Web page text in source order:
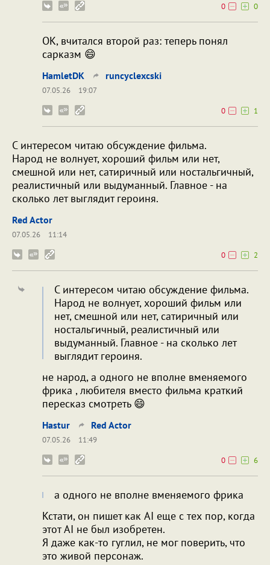
0
0
ОК, вчитался второй раз: теперь понял
сарказм 😄
HamletDK runcyclexcski
07.05.26
19:07
0
1
С интересом читаю обсуждение фильма.
Народ не волнует, хороший фильм или нет,
смешной или нет, сатиричный или ностальгичный,
реалистичный или выдуманный. Главное - на
сколько лет выглядит героиня.
Red Actor
07.05.26
11:14
0
2
С интересом читаю обсуждение фильма.
Народ не волнует, хороший фильм или
нет, смешной или нет, сатиричный или
ностальгичный, реалистичный или
выдуманный. Главное - на сколько лет
выглядит героиня.
не народ, а одного не вполне вменяемого
фрика , любителя вместо фильма краткий
пересказ смотреть 😄
Hastur Red Actor
07.05.26
11:49
0
6
а одного не вполне вменяемого фрика
Кстати, он пишет как AI еще с тех пор, когда
этот AI не был изобретен.
Я даже как-то гуглил, не мог поверить, что
это живой персонаж.